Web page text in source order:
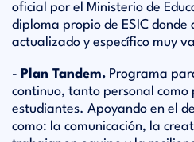
oficial por el Ministerio de
diploma propio de ESIC donde
actualizado y específico muy
- Plan Tandem. Programa
continuo, tanto personal como
estudiantes. Apoyando en el
como: la comunicación, la